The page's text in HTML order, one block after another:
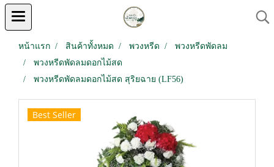
หน้าแรก สินค้าทั้งหมด พวงหรีด
พวงหรีดพัดลม
พวงหรีดพัดลมดอกไม้สด
พวงหรีดพัดลมดอกไม้สด สุริยฉาย (LF56)
Best Seller